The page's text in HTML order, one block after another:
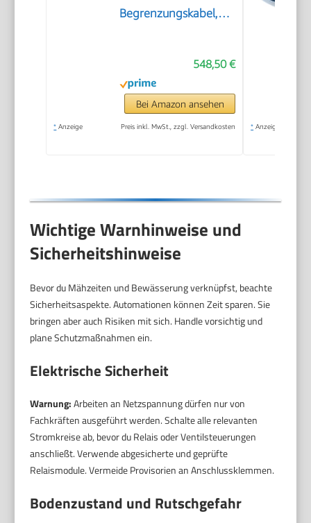
Begrenzungskabel,
548,50 €
Bei Amazon ansehen
* Anzeige Preis inkl. MwSt., zzgl. Versandkosten * Anzeige
Wichtige Warnhinweise und
Sicherheitshinweise
Bevor du Mähzeiten und Bewässerung verknüpfst, beachte
Sicherheitsaspekte. Automationen können Zeit sparen. Sie
bringen aber auch Risiken mit sich. Handle vorsichtig und
plane Schutzmaßnahmen ein.
Elektrische Sicherheit
Warnung:Arbeiten an Netzspannung dürfen nur von
Fachkräften ausgeführt werden. Schalte alle relevanten
Stromkreise ab, bevor du Relais oder Ventilsteuerungen
anschließt. Verwende abgesicherte und geprüfte
Relaismodule. Vermeide Provisorien an Anschlussklemmen.
Bodenzustand und Rutschgefahr